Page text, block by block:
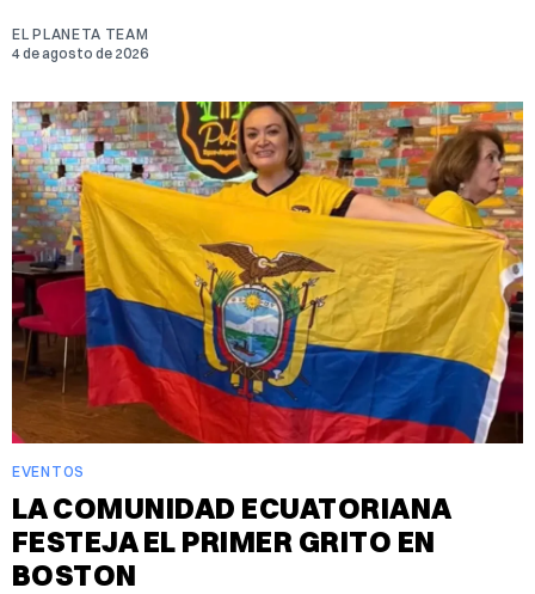
EL PLANETA TEAM
4 de agosto de 2026
EVENTOS
LA COMUNIDAD ECUATORIANA
FESTEJA EL PRIMER GRITO EN
BOSTON